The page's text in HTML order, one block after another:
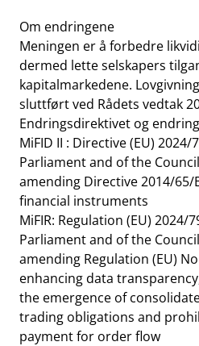
Om endringene
Meningen er å forbedre
dermed lette selskapers
kapitalmarkedene.
sluttført ved Rådets vedtak
Endringsdirektivet og
MiFID II : Directive (EU)
Parliament and of the
amending Directive 2014/65/
financial instruments
MiFIR: Regulation (EU) 2024/
Parliament and of the
amending Regulation (EU)
enhancing data
the emergence of
trading obligations and
payment for order flow